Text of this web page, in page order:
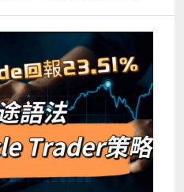
收市價的差距，但intraday
以有「即市裂口」，而且只
逆轉。